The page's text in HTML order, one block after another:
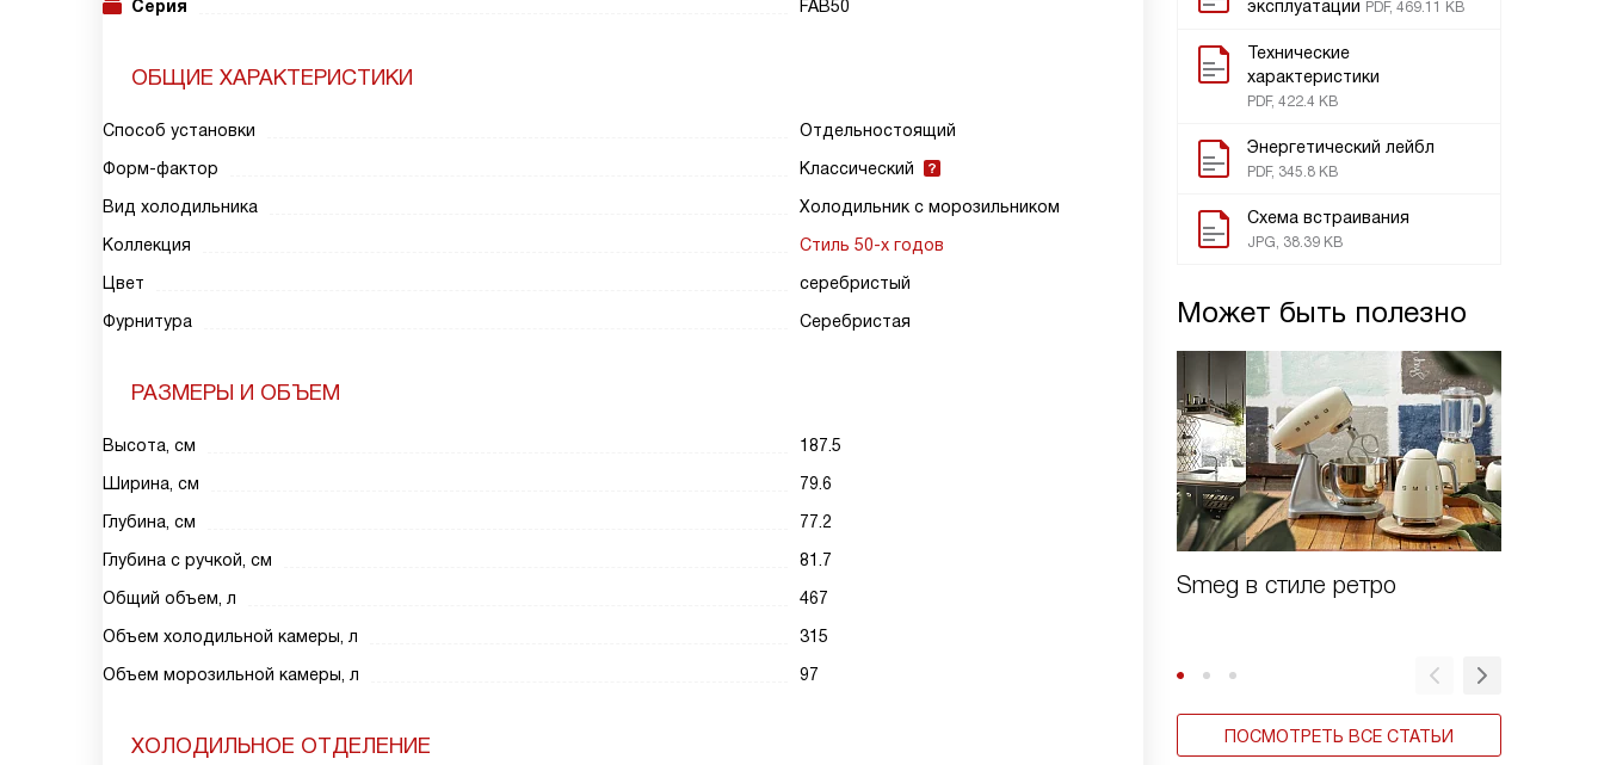
эксплуатации PDF, 469.11 KB
Технические
характеристики
PDF, 422.4 KB
Энергетический лейбл
PDF, 345.8 KB
Схема встраивания
JPG, 38.39 KB
Может быть полезно
Smeg в стиле ретро
ПОСМОТРЕТЬ ВСЕ СТАТЬИ
Серия
FAB50
ОБЩИЕ ХАРАКТЕРИСТИКИ
Способ установки
Отдельностоящий
Форм-фактор
Классический
Вид холодильника
Холодильник с морозильником
Коллекция
Стиль 50-х годов
Цвет
серебристый
Фурнитура
Серебристая
РАЗМЕРЫ И ОБЪЕМ
Высота, см
187.5
Ширина, см
79.6
Глубина, см
77.2
Глубина с ручкой, см
81.7
Общий объем, л
467
Объем холодильной камеры, л
315
Объем морозильной камеры, л
97
ХОЛОДИЛЬНОЕ ОТДЕЛЕНИЕ